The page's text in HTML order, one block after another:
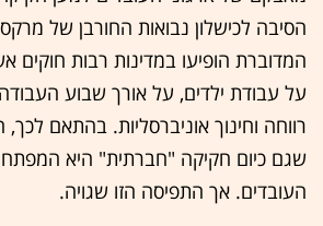
הסיבה לכישלון נבואות החורבן של
המדוברת הופיעו במדינות רבות חוקים
על עבודת ילדים, על אורך שבוע
רווחה וחינוך אוניברסליות. בהתאם לכך,
שגם כיום חקיקה "חברתית" היא
העובדים. אך התפיסה הזו שגויה.